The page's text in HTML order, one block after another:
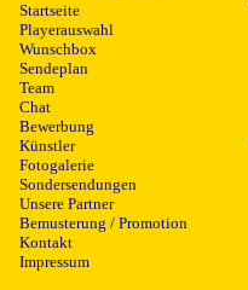
Startseite
Playerauswahl
Wunschbox
Sendeplan
Team
Chat
Bewerbung
Künstler
Fotogalerie
Sondersendungen
Unsere Partner
Bemusterung / Promotion
Kontakt
Impressum